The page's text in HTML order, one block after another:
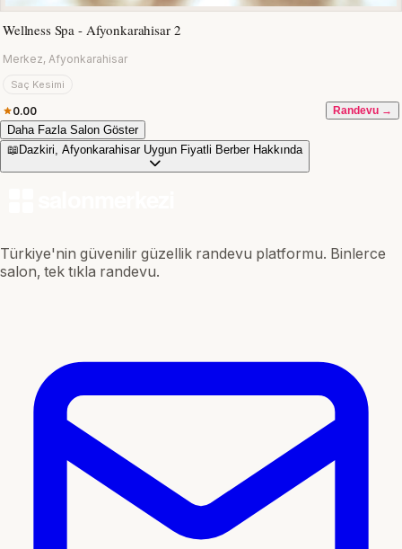
Wellness Spa - Afyonkarahisar 2
Merkez, Afyonkarahisar
Saç Kesimi
0.00 Randevu →
Daha Fazla Salon Göster
📖 Dazkiri, Afyonkarahisar Uygun Fiyatli Berber Hakkında
Türkiye'nin güvenilir güzellik randevu platformu. Binlerce
salon, tek tıkla randevu.